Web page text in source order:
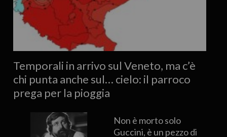
Temporali in arrivo sul Veneto, ma c’è
chi punta anche sul… cielo: il parroco
prega per la pioggia
Non è morto solo
Guccini, è un pezzo di